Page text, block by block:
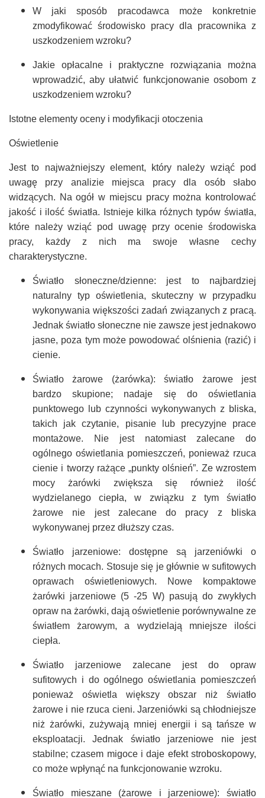
W jaki sposób pracodawca może konkretnie
zmodyfikować środowisko pracy dla pracownika z
uszkodzeniem wzroku?
Jakie opłacalne i praktyczne rozwiązania można
wprowadzić, aby ułatwić funkcjonowanie osobom z
uszkodzeniem wzroku?
Istotne elementy oceny i modyfikacji otoczenia
Oświetlenie
Jest to najważniejszy element, który należy wziąć pod
uwagę przy analizie miejsca pracy dla osób słabo
widzących. Na ogół w miejscu pracy można kontrolować
jakość i ilość światła. Istnieje kilka różnych typów światła,
które należy wziąć pod uwagę przy ocenie środowiska
pracy, każdy z nich ma swoje własne cechy
charakterystyczne.
Światło słoneczne/dzienne: jest to najbardziej
naturalny typ oświetlenia, skuteczny w przypadku
wykonywania większości zadań związanych z pracą.
Jednak światło słoneczne nie zawsze jest jednakowo
jasne, poza tym może powodować olśnienia (razić) i
cienie.
Światło żarowe (żarówka): światło żarowe jest
bardzo skupione; nadaje się do oświetlania
punktowego lub czynności wykonywanych z bliska,
takich jak czytanie, pisanie lub precyzyjne prace
montażowe. Nie jest natomiast zalecane do
ogólnego oświetlania pomieszczeń, ponieważ rzuca
cienie i tworzy rażące „punkty olśnień”. Ze wzrostem
mocy żarówki zwiększa się również ilość
wydzielanego ciepła, w związku z tym światło
żarowe nie jest zalecane do pracy z bliska
wykonywanej przez dłuższy czas.
Światło jarzeniowe: dostępne są jarzeniówki o
różnych mocach. Stosuje się je głównie w sufitowych
oprawach oświetleniowych. Nowe kompaktowe
żarówki jarzeniowe (5 -25 W) pasują do zwykłych
opraw na żarówki, dają oświetlenie porównywalne ze
światłem żarowym, a wydzielają mniejsze ilości
ciepła.
Światło jarzeniowe zalecane jest do opraw
sufitowych i do ogólnego oświetlania pomieszczeń
ponieważ oświetla większy obszar niż światło
żarowe i nie rzuca cieni. Jarzeniówki są chłodniejsze
niż żarówki, zużywają mniej energii i są tańsze w
eksploatacji. Jednak światło jarzeniowe nie jest
stabilne; czasem migoce i daje efekt stroboskopowy,
co może wpłynąć na funkcjonowanie wzroku.
Światło mieszane (żarowe i jarzeniowe): światło